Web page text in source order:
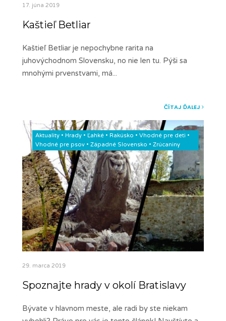
17. júna 2019
Kaštieľ Betliar
Kaštieľ Betliar je nepochybne rarita na
juhovýchodnom Slovensku, no nie len tu. Pýši sa
mnohými prvenstvami, má...
ČÍTAJ ĎALEJ
Aktuality • Hrady • Ľahké • Rakúsko • Vhodné pre deti •
Vhodné pre psov • Západné Slovensko • Zrúcaniny
29. marca 2019
Spoznajte hrady v okolí Bratislavy
Bývate v hlavnom meste, ale radi by ste niekam